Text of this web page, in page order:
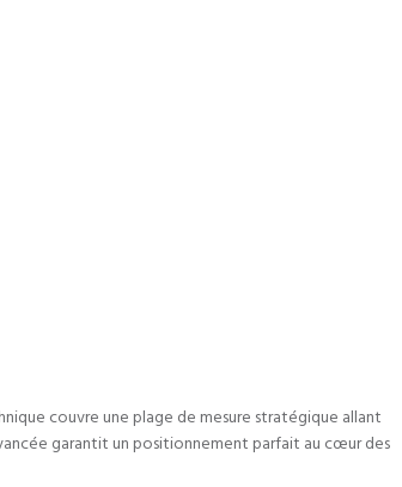
couvre une plage de mesure stratégique allant
garantit un positionnement parfait au cœur des